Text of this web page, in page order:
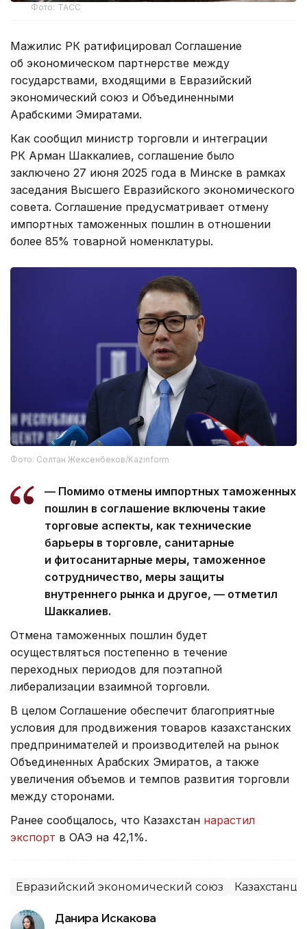
Фото: ТАСС
Мажилис РК ратифицировал Соглашение
об экономическом партнерстве между
государствами, входящими в Евразийский
экономический союз и Объединенными
Арабскими Эмиратами.
Как сообщил министр торговли и интеграции
РК Арман Шаккалиев, соглашение было
заключено 27 июня 2025 года в Минске в рамках
заседания Высшего Евразийского экономического
совета. Соглашение предусматривает отмену
импортных таможенных пошлин в отношении
более 85% товарной номенклатуры.
Фото: Солтан Жексенбеков/Kazinform
— Помимо отмены импортных таможенных
пошлин в соглашение включены такие
торговые аспекты, как технические
барьеры в торговле, санитарные
и фитосанитарные меры, таможенное
сотрудничество, меры защиты
внутреннего рынка и другое, — отметил
Шаккалиев.
Отмена таможенных пошлин будет
осуществляться постепенно в течение
переходных периодов для поэтапной
либерализации взаимной торговли.
В целом Соглашение обеспечит благоприятные
условия для продвижения товаров казахстанских
предпринимателей и производителей на рынок
Объединенных Арабских Эмиратов, а также
увеличения объемов и темпов развития торговли
между сторонами.
Ранее сообщалось, что Казахстан нарастил
экспорт в ОАЭ на 42,1%.
Евразийский экономический союз Казахстанцы
Данира Искакова